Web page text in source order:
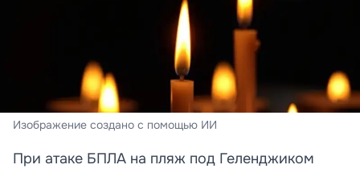
Изображение создано с помощью ИИ
При атаке БПЛА на пляж под Геленджиком